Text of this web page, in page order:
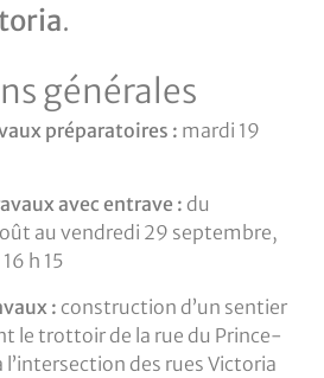
.
générales
préparatoires : mardi 19
avec entrave : du
au vendredi 29 septembre,
h 15
: construction d’un sentier
le trottoir de la rue du Prince-
l’intersection des rues Victoria